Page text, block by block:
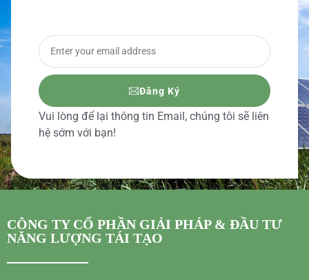
Đăng Ký
Vui lòng để lại thông tin Email, chúng tôi sẽ liên
hệ sớm với bạn!
CÔNG TY CỔ PHẦN GIẢI PHÁP & ĐẦU TƯ
NĂNG LƯỢNG TÁI TẠO